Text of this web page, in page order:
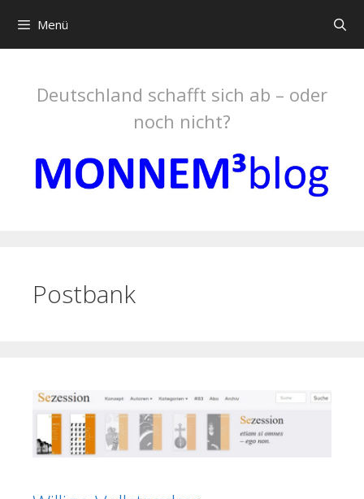
zum
Inhalt
Menü
Deutschland schafft sich ab – oder
noch nicht?
Postbank